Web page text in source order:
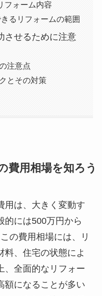
フォーム内容
るリフォームの範囲
させるために注意
注意点
とその対策
費用相場を知ろう
用は、大きく変動す
的には500万円から
の費用相場には、リ
料、住宅の状態によ
、全面的なリフォー
額になることが多い